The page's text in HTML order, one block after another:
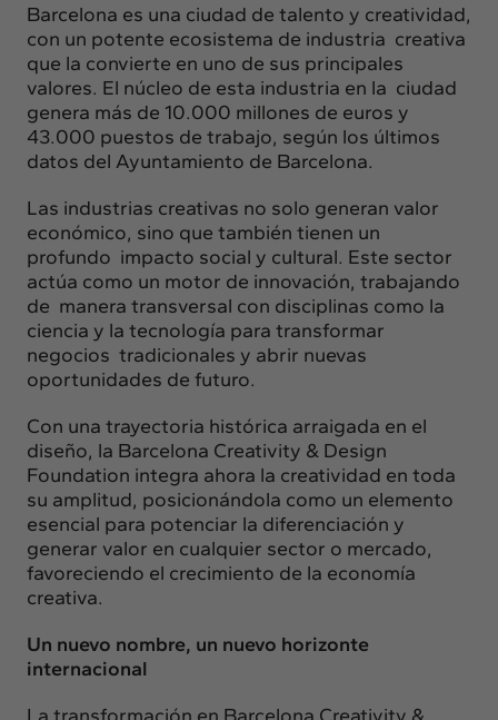
Barcelona es una ciudad de talento y creatividad,
con un potente ecosistema de industria creativa
que la convierte en uno de sus principales
valores. El núcleo de esta industria en la ciudad
genera más de 10.000 millones de euros y
43.000 puestos de trabajo, según los últimos
datos del Ayuntamiento de Barcelona.
Las industrias creativas no solo generan valor
económico, sino que también tienen un
profundo impacto social y cultural. Este sector
actúa como un motor de innovación, trabajando
de manera transversal con disciplinas como la
ciencia y la tecnología para transformar
negocios tradicionales y abrir nuevas
oportunidades de futuro.
Con una trayectoria histórica arraigada en el
diseño, la Barcelona Creativity & Design
Foundation integra ahora la creatividad en toda
su amplitud, posicionándola como un elemento
esencial para potenciar la diferenciación y
generar valor en cualquier sector o mercado,
favoreciendo el crecimiento de la economía
creativa.
Un nuevo nombre, un nuevo horizonte
internacional